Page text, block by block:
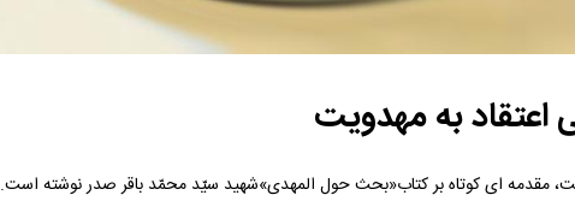
اعتقاد به مهدویت
مقدمه ‏ای کوتاه بر کتاب«بحث حول المهدی»شهید سیّد محمّد باقر صدر نوشته است.